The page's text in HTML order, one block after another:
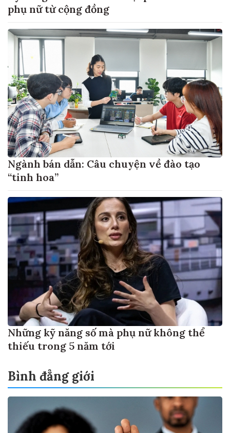
phụ nữ từ cộng đồng
Ngành bán dẫn: Câu chuyện về đào tạo
“tinh hoa”
Những kỹ năng số mà phụ nữ không thể
thiếu trong 5 năm tới
Bình đẳng giới